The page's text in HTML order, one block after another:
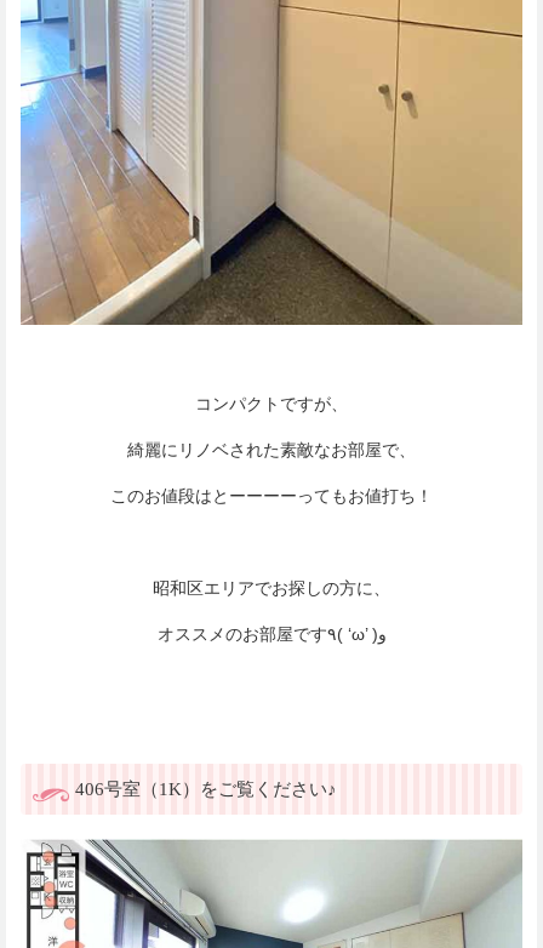
コンパクトですが、
綺麗にリノベされた素敵なお部屋で、
このお値段はとーーーーってもお値打ち！
昭和区エリアでお探しの方に、
オススメのお部屋です٩( ‘ω’ )و
406号室（1K）をご覧ください♪